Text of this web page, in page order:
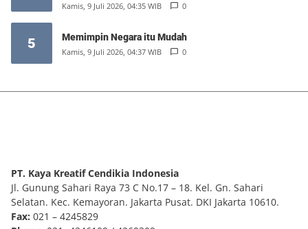
Kamis, 9 Juli 2026, 04:35 WIB 0
5 Memimpin Negara itu Mudah
Kamis, 9 Juli 2026, 04:37 WIB 0
PT. Kaya Kreatif Cendikia Indonesia
Jl. Gunung Sahari Raya 73 C No.17 – 18. Kel. Gn. Sahari
Selatan. Kec. Kemayoran. Jakarta Pusat. DKI Jakarta 10610.
Fax: 021 – 4245829